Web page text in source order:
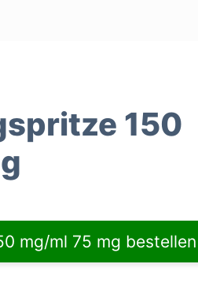
150
mg/ml 75 mg bestellen